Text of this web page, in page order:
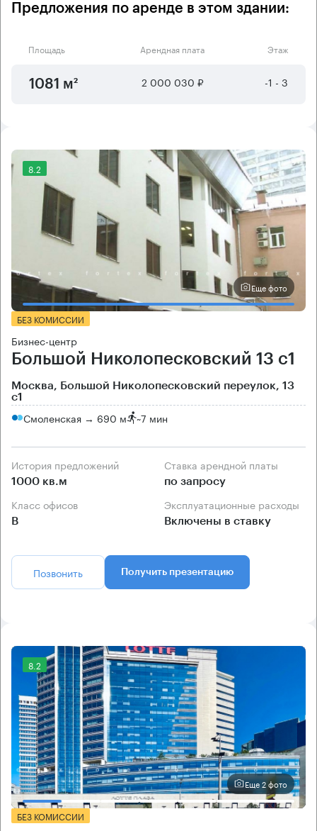
Предложения по аренде в этом здании:
Площадь Арендная плата Этаж
1081 м² 2 000 030 ₽ -1 - 3
8.2
Еще фото
БЕЗ КОМИССИИ
Бизнес-центр
Большой Николопесковский 13 с1
Москва, Большой Николопесковский переулок, 13
с1
Смоленская → 690 м ~7 мин
История предложений
1000 кв.м
Ставка арендной платы
по запросу
Класс офисов
B
Эксплуатационные расходы
Включены в ставку
Позвонить Получить презентацию
8.2
Еще 2 фото
БЕЗ КОМИССИИ